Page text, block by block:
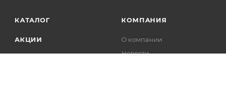
КАТАЛОГ
АКЦИИ
КОМПАНИЯ
О компании
Новости